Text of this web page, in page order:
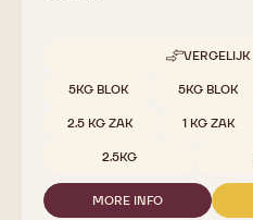
VERGELIJK
-
811
Beschikbare maten
5KG BLOK 5KG BLOK
2.5 KG ZAK 1 KG ZAK
2.5KG
MORE INFO
-